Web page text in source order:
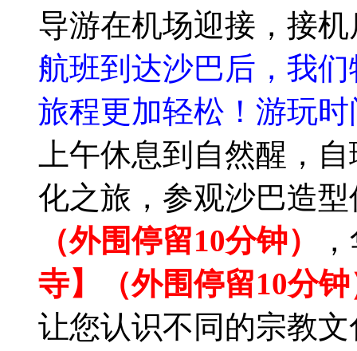
导游在机场迎接，接
航班到达沙巴后，我
旅程更加轻松！游玩
上午休息到自然醒，
化之旅，参观沙巴造
（外围停留10分钟）
寺】（外围停留10分钟
让您认识不同的宗教